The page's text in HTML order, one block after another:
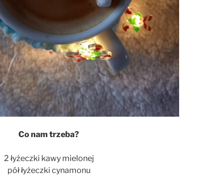
Co nam trzeba?
2 łyżeczki kawy mielonej
pół łyżeczki cynamonu